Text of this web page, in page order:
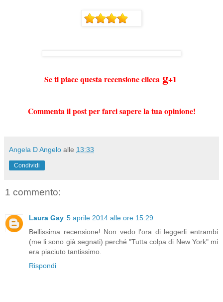
Se ti piace questa recensione clicca g+1
Commenta il post per farci sapere la tua opinione!
Angela D Angelo alle 13:33
Condividi
1 commento:
Laura Gay 5 aprile 2014 alle ore 15:29
Bellissima recensione! Non vedo l'ora di leggerli entrambi
(me li sono già segnati) perché "Tutta colpa di New York" mi
era piaciuto tantissimo.
Rispondi